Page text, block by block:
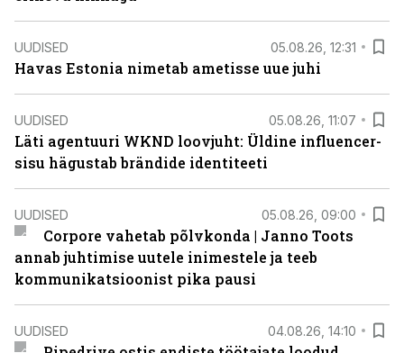
UUDISED 05.08.26, 12:31
Havas Estonia nimetab ametisse uue juhi
UUDISED 05.08.26, 11:07
Läti agentuuri WKND loovjuht: Üldine influencer-
sisu hägustab brändide identiteeti
UUDISED 05.08.26, 09:00
Corpore vahetab põlvkonda | Janno Toots
annab juhtimise uutele inimestele ja teeb
kommunikatsioonist pika pausi
UUDISED 04.08.26, 14:10